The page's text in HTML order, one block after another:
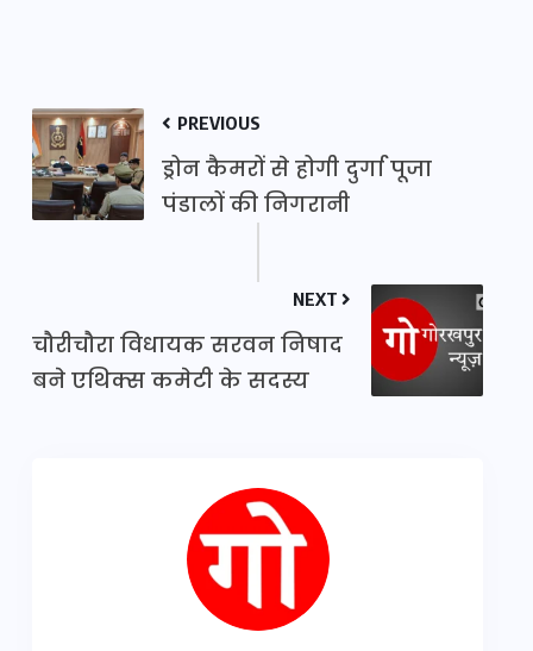
PREVIOUS
ड्रोन कैमरों से होगी दुर्गा पूजा
पंडालों की निगरानी
NEXT
चौरीचौरा विधायक सरवन निषाद
बने एथिक्स कमेटी के सदस्य